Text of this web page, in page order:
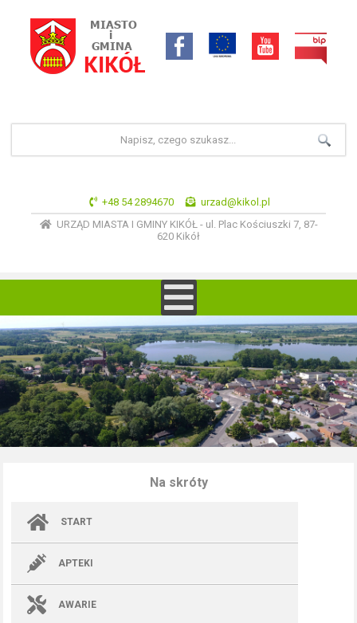
+48 54 2894670
urzad@kikol.pl
URZĄD MIASTA I GMINY KIKÓŁ - ul. Plac Kościuszki 7, 87-
620 Kikół
Na skróty
START
APTEKI
AWARIE